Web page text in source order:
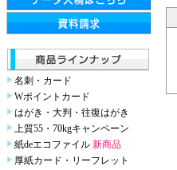
名刺・カード
Wポイントカード
はがき・大判・往復はがき
上質55・70kgキャンペーン
紙deエコファイル 新商品
厚紙カード・リーフレット